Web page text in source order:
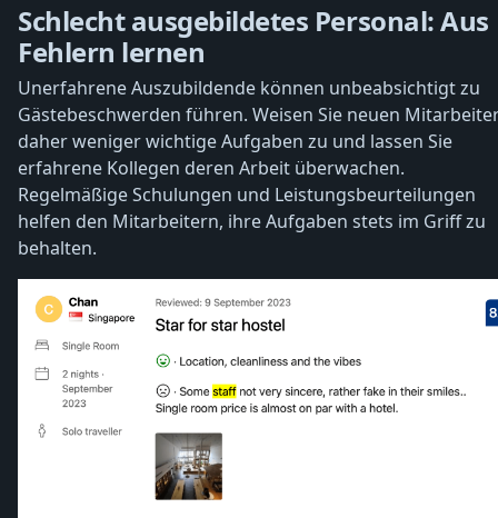
Schlecht ausgebildetes Personal: Aus
Fehlern lernen
Unerfahrene Auszubildende können unbeabsichtigt zu
Gästebeschwerden führen. Weisen Sie neuen
daher weniger wichtige Aufgaben zu und lassen Sie
erfahrene Kollegen deren Arbeit überwachen.
Regelmäßige Schulungen und Leistungsbeurteilungen
helfen den Mitarbeitern, ihre Aufgaben stets im Griff zu
behalten.